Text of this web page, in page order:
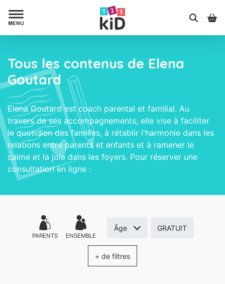
Tous les contenus de Elena
Goutard
Elena Goutard est coach parental et familial. Au
travers de ses accompagnements, elle vise à faciliter
le quotidien des familles, à rétablir l'harmonie dans les
relations entre parents et enfants et à ramener le
calme et la joie dans les foyers. Pour réserver une
consultation en ligne :
PARENTS ENSEMBLE
Âge GRATUIT
+ de filtres